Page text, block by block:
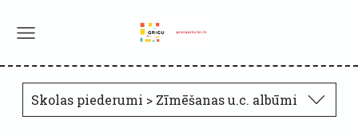
Skolas piederumi > Zīmēšanas u.c. albūmi